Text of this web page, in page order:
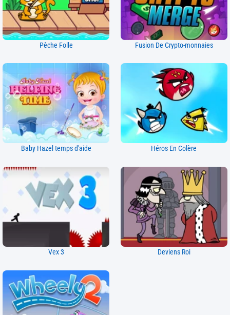
Pêche Folle Fusion De Crypto-monnaies
Baby Hazel temps d'aide Héros En Colère
Vex 3 Deviens Roi